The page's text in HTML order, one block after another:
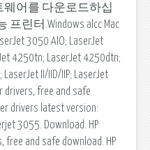
웨어를 다운로드하십
프린터.Windows alcc Mac
3050 AIO; LaserJet
4250tn; LaserJet 4250dtn;
II/IID/IIP; LaserJet
drivers, free and safe
drivers latest version:
3055. Download. HP
free and safe download. HP